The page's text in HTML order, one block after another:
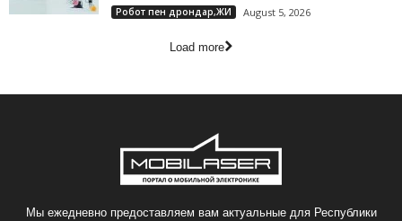
Робот пен дрондар,ЖИ August 5, 2026
Load more
Мы ежедневно предоставляем вам актуальные для Республики